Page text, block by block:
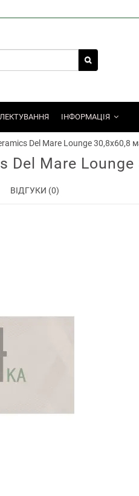
ІНФОРМАЦІЯ
Del Mare Lounge 30,8х60,8
Del Mare
ВІДГУКИ (0)